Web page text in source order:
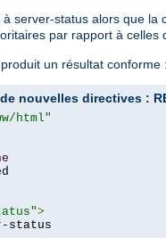
server-status alors que
par rapport à celles
un résultat conforme :
nouvelles directives :
html"
>
status